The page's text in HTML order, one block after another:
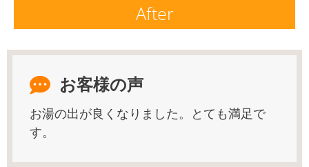
After
お客様の声
お湯の出が良くなりました。とても満足で
す。